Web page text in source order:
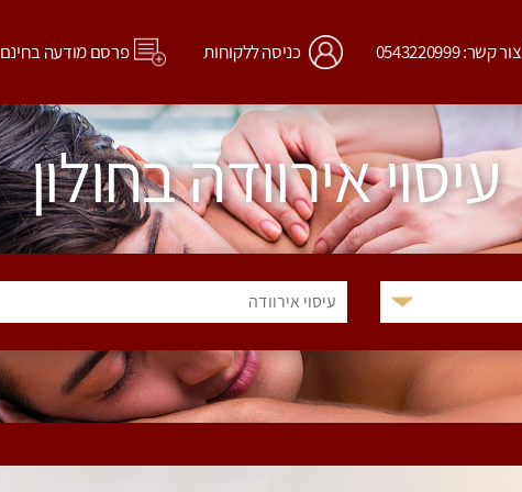
צור קשר: 0543220999 כניסה ללקוחות פרסם מודעה בחינם
עיסוי אירוודה בחולון
עיסוי אירוודה